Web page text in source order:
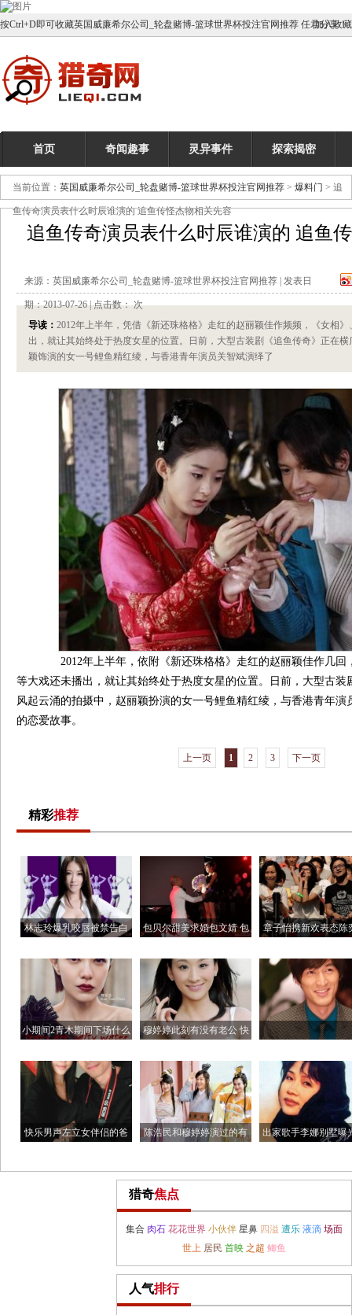
按Ctrl+D即可收藏英国威廉希尔公司_轮盘赌博-篮球世界杯投注官网推荐 任君分享！
加入收藏
首页 奇闻趣事 灵异事件 探索揭密
当前位置： 英国威廉希尔公司_轮盘赌博-篮球世界杯投注官网推荐 > 爆料门 > 追
鱼传奇演员表什么时辰谁演的 追鱼传怪杰物相关先容
追鱼传奇演员表什么时辰谁演的 追鱼
来源：英国威廉希尔公司_轮盘赌博-篮球世界杯投注官网推荐 | 发表日
期：2013-07-26 | 点击数：次
导读： 2012年上半年，凭借《新还珠格格》走红的赵丽颖佳作频频，《女相
出，就让其始终处于热度女星的位置。日前，大型古装剧《追鱼传奇》正在
颖饰演的女一号鲤鱼精红绫，与香港青年演员关智斌演绎了
2012年上半年，依附《新还珠格格》走红的赵丽颖佳作几回
等大戏还未播出，就让其始终处于热度女星的位置。日前，大型古装
风起云涌的拍摄中，赵丽颖扮演的女一号鲤鱼精红绫，与香港青年演
的恋爱故事。
上一页 1 2 3 下一页
精彩推荐
林志玲爆乳咬唇被禁告白
包贝尔甜美求婚包文婧 包
章子怡携新欢表态陈
小期间2青木期间下场什么
穆婷婷此刻有没有老公 快
胡歌被传成婚了微
快乐男声左立女伴侣的爸
陈浩民和穆婷婷演过的有
出家歌手李娜别墅曝
猎奇焦点
集合 肉石 花花世界 小伙伴 星鼻 四溢 遭乐 液滴 场面
世上 居民 首映 之超 鲫鱼
人气排行